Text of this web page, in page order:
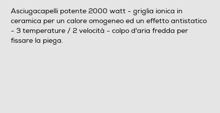
Asciugacapelli potente 2000 watt - griglia ionica in
ceramica per un calore omogeneo ed un effetto antistatico
- 3 temperature / 2 velocità - colpo d'aria fredda per
fissare la piega.